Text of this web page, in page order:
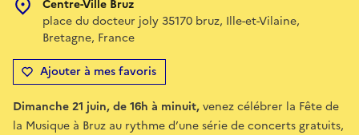
Centre-Ville Bruz
place du docteur joly 35170 bruz, Ille-et-Vilaine,
Bretagne, France
Ajouter à mes favoris
Dimanche 21 juin, de 16h à minuit,venez célébrer la Fête de
la Musique à Bruz au rythme d’une série de concerts gratuits,